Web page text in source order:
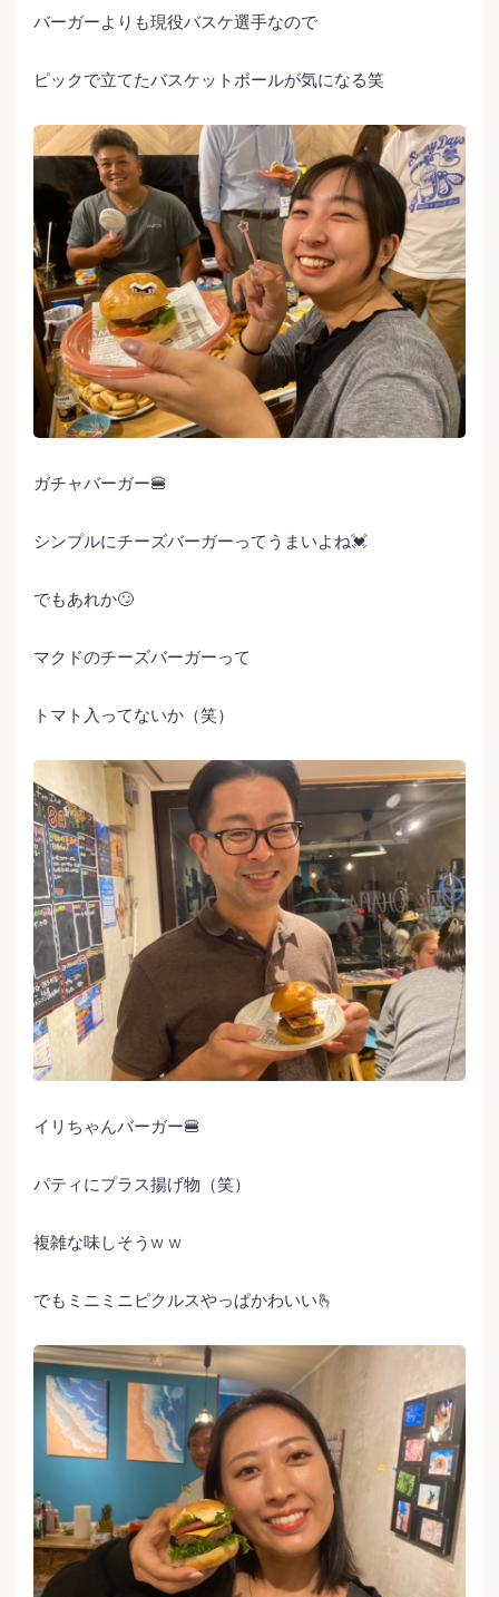
バーガーよりも現役バスケ選手なので
ピックで立てたバスケットボールが気になる笑
ガチャバーガー🍔
シンプルにチーズバーガーってうまいよね💓
でもあれか🙄
マクドのチーズバーガーって
トマト入ってないか（笑）
イリちゃんバーガー🍔
パティにプラス揚げ物（笑）
複雑な味しそうw w
でもミニミニピクルスやっぱかわいい🫰